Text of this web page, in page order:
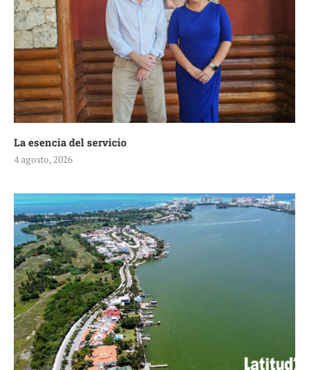
La esencia del servicio
4 agosto, 2026